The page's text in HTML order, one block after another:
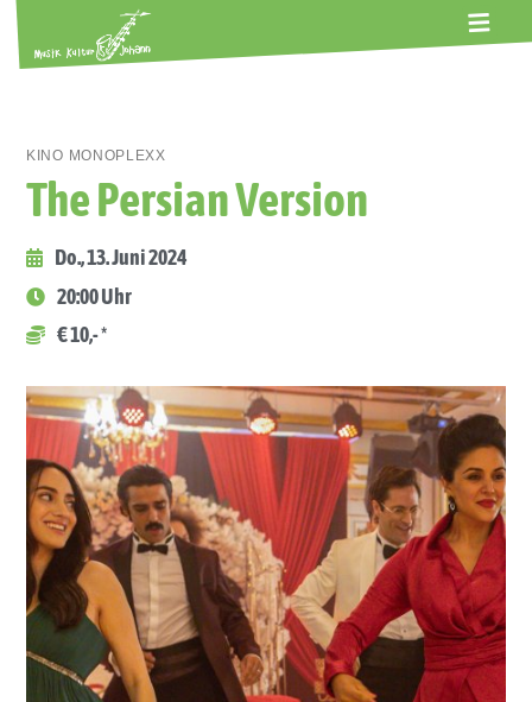
KINO MONOPLEXX
The Persian Version
Do., 13. Juni 2024
20:00 Uhr
€ 10,- *